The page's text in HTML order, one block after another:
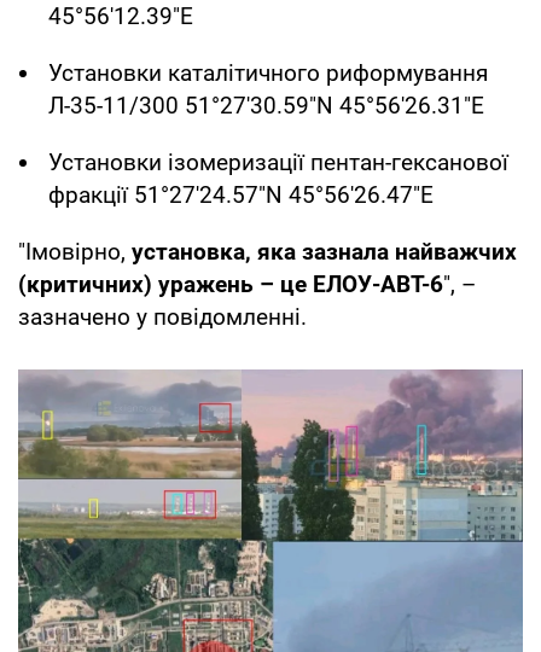
45°56'12.39"E
Установки каталітичного риформування
Л-35-11/300 51°27'30.59"N 45°56'26.31"E
Установки ізомеризації пентан-гексанової
фракції 51°27'24.57"N 45°56'26.47"E
"Імовірно, установка, яка зазнала найважчих
(критичних) уражень – це ЕЛОУ-АВT-6", –
зазначено у повідомленні.